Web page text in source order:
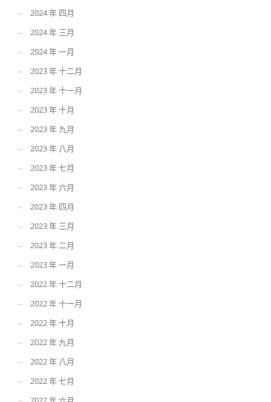
2024 年 四月
2024 年 三月
2024 年 一月
2023 年 十二月
2023 年 十一月
2023 年 十月
2023 年 九月
2023 年 八月
2023 年 七月
2023 年 六月
2023 年 四月
2023 年 三月
2023 年 二月
2023 年 一月
2022 年 十二月
2022 年 十一月
2022 年 十月
2022 年 九月
2022 年 八月
2022 年 七月